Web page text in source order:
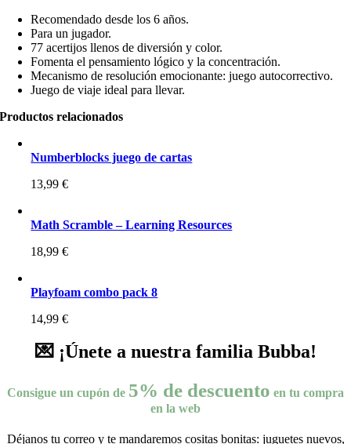
Recomendado desde los 6 años.
Para un jugador.
77 acertijos llenos de diversión y color.
Fomenta el pensamiento lógico y la concentración.
Mecanismo de resolución emocionante: juego autocorrectivo.
Juego de viaje ideal para llevar.
Productos relacionados
Numberblocks juego de cartas
13,99€
Math Scramble – Learning Resources
18,99€
Playfoam combo pack 8
14,99€
💌 ¡Únete a nuestra familia Bubba!
Consigue un cupón de 5% de descuento en tu compra
en la web
Déjanos tu correo y te mandaremos cositas bonitas: juguetes nuevos,